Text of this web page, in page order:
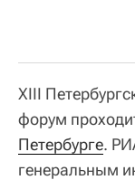
XIII
форум
Петербурге.
генеральным